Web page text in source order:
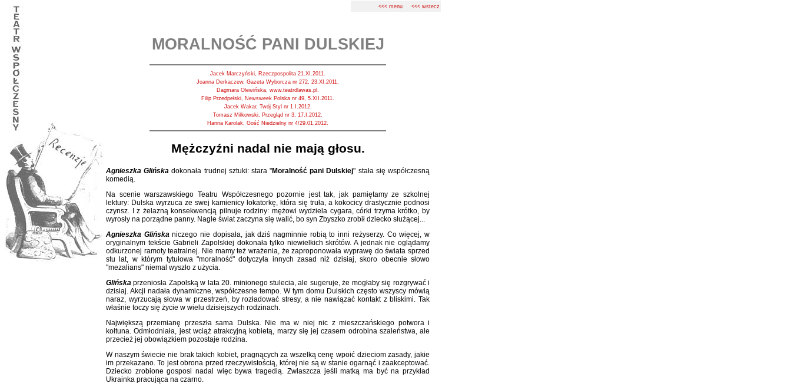
<<< menu <<< wstecz
MORALNOŚĆ PANI DULSKIEJ
Jacek Marczyński, Rzeczpospolita 21.XI.2011.
Joanna Derkaczew, Gazeta Wyborcza nr 272, 23.XI.2011.
Dagmara Olewińska, www.teatrdlawas.pl.
Filip Przedpełski, Newsweek Polska nr 49, 5.XII.2011.
Jacek Wakar, Twój Styl nr 1.I.2012.
Tomasz Miłkowski, Przegląd nr 3, 17.I.2012.
Hanna Karolak, Gość Niedzielny nr 4/29.01.2012.
Mężczyźni nadal nie mają głosu.
Agnieszka Glińska dokonała trudnej sztuki: stara "Moralność pani Dulskiej" stała się współczesną
komedią.
Na scenie warszawskiego Teatru Współczesnego pozornie jest tak, jak pamiętamy ze szkolnej
lektury: Dulska wyrzuca ze swej kamienicy lokatorkę, która się truła, a kokocicy drastycznie podnosi
czynsz. I z żelazną konsekwencją pilnuje rodziny: mężowi wydziela cygara, córki trzyma krótko, by
wyrosły na porządne panny. Nagle świat zaczyna się walić, bo syn Zbyszko zrobił dziecko służącej...
Agnieszka Glińskaniczego nie dopisała, jak dziś nagminnie robią to inni reżyserzy. Co więcej, w
oryginalnym tekście Gabrieli Zapolskiej dokonała tylko niewielkich skrótów. A jednak nie oglądamy
odkurzonej ramoty teatralnej. Nie mamy też wrażenia, że zaproponowała wyprawę do świata sprzed
stu lat, w którym tytułowa "moralność" dotyczyła innych zasad niż dzisiaj, skoro obecnie słowo
"mezalians" niemal wyszło z użycia.
Glińska przeniosła Zapolską w lata 20. minionego stulecia, ale sugeruje, że mogłaby się rozgrywać i
dzisiaj. Akcji nadała dynamiczne, współczesne tempo. W tym domu Dulskich często wszyscy mówią
naraz, wyrzucają słowa w przestrzeń, by rozładować stresy, a nie nawiązać kontakt z bliskimi. Tak
właśnie toczy się życie w wielu dzisiejszych rodzinach.
Największą przemianę przeszła sama Dulska. Nie ma w niej nic z mieszczańskiego potwora i
kołtuna. Odmłodniała, jest wciąż atrakcyjną kobietą, marzy się jej czasem odrobina szaleństwa, ale
przecież jej obowiązkiem pozostaje rodzina.
W naszym świecie nie brak takich kobiet, pragnących za wszelką cenę wpoić dzieciom zasady, jakie
im przekazano. To jest obrona przed rzeczywistością, której nie są w stanie ogarnąć i zaakceptować.
Dziecko zrobione gosposi nadal więc bywa tragedią. Zwłaszcza jeśli matką ma być na przykład
Ukrainka pracująca na czarno.